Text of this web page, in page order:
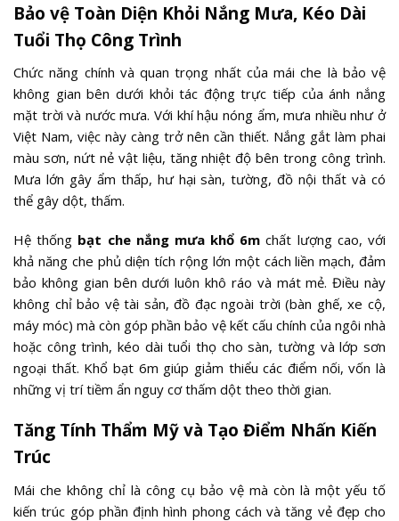
Bảo vệ Toàn Diện Khỏi Nắng Mưa, Kéo Dài
Tuổi Thọ Công Trình
Chức năng chính và quan trọng nhất của mái che là bảo vệ
không gian bên dưới khỏi tác động trực tiếp của ánh nắng
mặt trời và nước mưa. Với khí hậu nóng ẩm, mưa nhiều như ở
Việt Nam, việc này càng trở nên cần thiết. Nắng gắt làm phai
màu sơn, nứt nẻ vật liệu, tăng nhiệt độ bên trong công trình.
Mưa lớn gây ẩm thấp, hư hại sàn, tường, đồ nội thất và có
thể gây dột, thấm.
Hệ thống bạt che nắng mưa khổ 6m chất lượng cao, với
khả năng che phủ diện tích rộng lớn một cách liền mạch, đảm
bảo không gian bên dưới luôn khô ráo và mát mẻ. Điều này
không chỉ bảo vệ tài sản, đồ đạc ngoài trời (bàn ghế, xe cộ,
máy móc) mà còn góp phần bảo vệ kết cấu chính của ngôi nhà
hoặc công trình, kéo dài tuổi thọ cho sàn, tường và lớp sơn
ngoại thất. Khổ bạt 6m giúp giảm thiểu các điểm nối, vốn là
những vị trí tiềm ẩn nguy cơ thấm dột theo thời gian.
Tăng Tính Thẩm Mỹ và Tạo Điểm Nhấn Kiến
Trúc
Mái che không chỉ là công cụ bảo vệ mà còn là một yếu tố
kiến trúc góp phần định hình phong cách và tăng vẻ đẹp cho